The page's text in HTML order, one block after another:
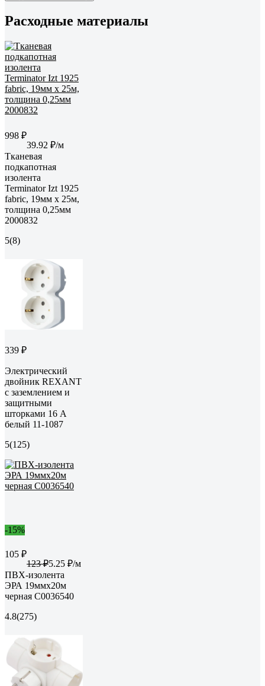
Расходные материалы
998 ₽
39.92 ₽/м
Тканевая
подкапотная
изолента
Terminator Izt 1925
fabric, 19мм х 25м,
толщина 0,25мм
2000832
5(8)
339 ₽
Электрический
двойник REXANT
с заземлением и
защитными
шторками 16 А
белый 11-1087
5(125)
-15%
105 ₽
123 ₽5.25 ₽/м
ПВХ-изолента
ЭРА 19ммх20м
черная C0036540
4.8(275)